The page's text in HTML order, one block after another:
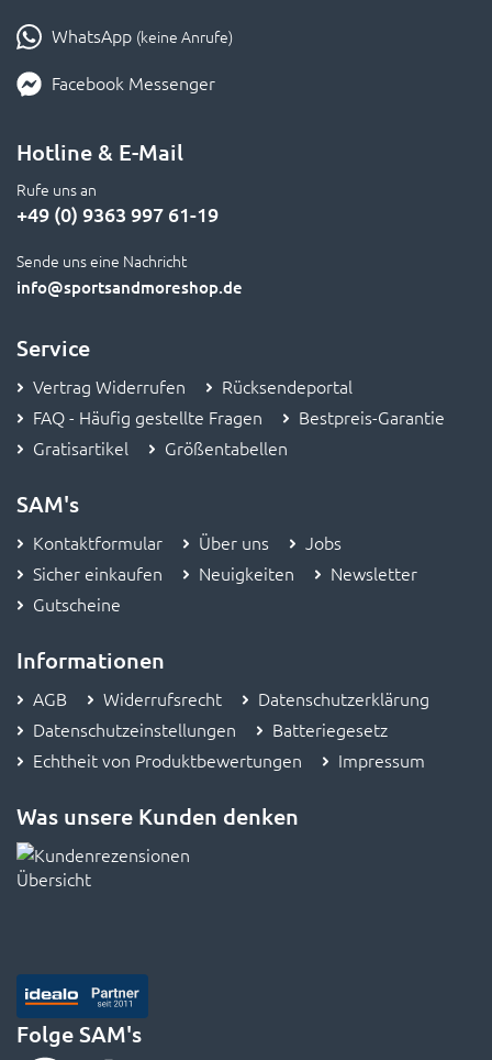
WhatsApp (keine Anrufe)
Facebook Messenger
Hotline & E-Mail
Rufe uns an
+49 (0) 9363 997 61-19
Sende uns eine Nachricht
info@sportsandmoreshop.de
Service
Vertrag Widerrufen
Rücksendeportal
FAQ - Häufig gestellte Fragen
Bestpreis-Garantie
Gratisartikel
Größentabellen
SAM's
Kontaktformular Über uns
Jobs
Sicher einkaufen
Neuigkeiten
Newsletter
Gutscheine
Informationen
AGB Widerrufsrecht
Datenschutzerklärung
Datenschutzeinstellungen
Batteriegesetz
Echtheit von Produktbewertungen
Impressum
Was unsere Kunden denken
Folge SAM's